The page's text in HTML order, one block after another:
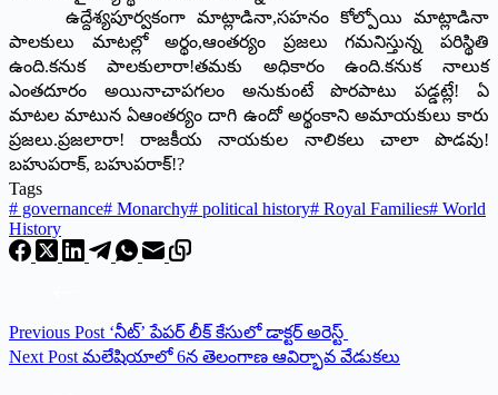
ఉద్దేశ్యపూర్వకంగా మాట్లాడినా,సహనం కోల్పోయి మాట్లాడినా
పాలకులు మాటల్లో అర్థం,ఆంతర్యం ప్రజలు గమనిస్తున్న పరిస్థితి
ఉంది.కనుక పాలకులారా!తమకు అధికారం ఉంది.కనుక నాలుక
ఎంతదూరం అయినాచాపగలం అనుకుంటే పొరపాటు పడ్డట్లే! ఏ
మాటల మాటున ఏఆంతర్యం దాగి ఉందో అర్థంకాని అమాయకులు కారు
ప్రజలు.ప్రజలారా! రాజకీయ నాయకుల నాలికలు చాలా పొడవు!
బహుపరాక్, బహుపరాక్!?
Tags
# governance# Monarchy# political history# Royal Families# World
History
Previous Post ‘నీట్’ పేపర్ లీక్ కేసులో డాక్టర్ అరెస్ట్
Next Post మలేషియాలో 6న తెలంగాణ ఆవిర్భావ వేడుకలు